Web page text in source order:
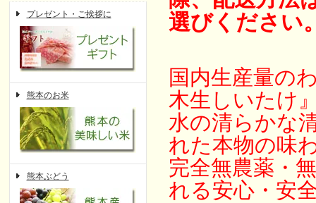
プレゼント・ご挨拶に
熊本のお米
熊本ぶどう
選びください
国内生産量の
木生しいたけ
水の清らかな
れた本物の味
完全無農薬・
れる安心・安